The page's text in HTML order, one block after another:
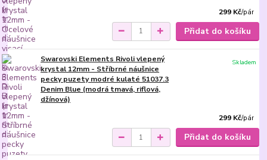
299 Kč/pár
Přidat do košíku
Swarovski Elements Rivoli vlepený
krystal 12mm - Stříbrné náušnice
pecky puzety modré kulaté 51037.3
Denim Blue (modrá tmavá, riflová,
džínová)
299 Kč/pár
Skladem
Přidat do košíku